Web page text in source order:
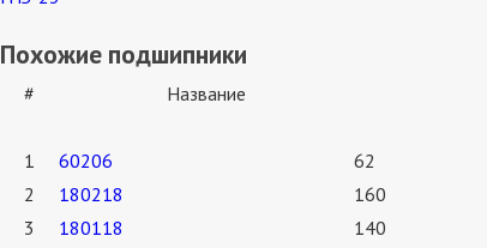
Похожие подшипники
# Название
1
60206 62
2
180218 160
3
180118 140